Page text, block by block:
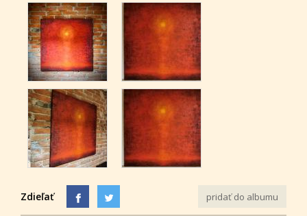
Zdieľať pridať do albumu